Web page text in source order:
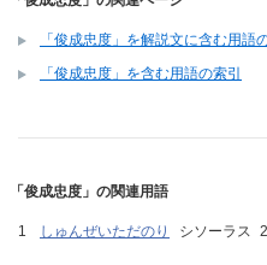
「俊成忠度」を解説文に含む用語
「俊成忠度」を含む用語の索引
「俊成忠度」の関連用語
しゅんぜいただのり シソーラス